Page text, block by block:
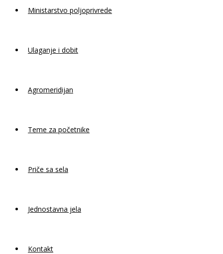
Ministarstvo poljoprivrede
Ulaganje i dobit
Agromeridijan
Teme za početnike
Priče sa sela
Jednostavna jela
Kontakt